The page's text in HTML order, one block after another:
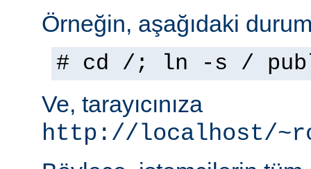
Örneğin, aşağıdaki
# cd /; ln -s /
Ve, tarayıcınıza
http://localhost/